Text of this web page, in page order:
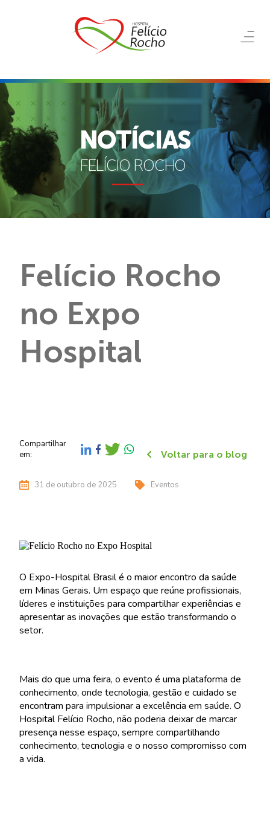
NOTÍCIAS
FELÍCIO ROCHO
Felício Rocho
no Expo
Hospital
Compartilhar
em:
Voltar para o blog
31 de outubro de 2025 Eventos
O Expo-Hospital Brasil é o maior encontro da saúde
em Minas Gerais. Um espaço que reúne profissionais,
líderes e instituições para compartilhar experiências e
apresentar as inovações que estão transformando o
setor.
Mais do que uma feira, o evento é uma plataforma de
conhecimento, onde tecnologia, gestão e cuidado se
encontram para impulsionar a excelência em saúde. O
Hospital Felício Rocho, não poderia deixar de marcar
presença nesse espaço, sempre compartilhando
conhecimento, tecnologia e o nosso compromisso com
a vida.